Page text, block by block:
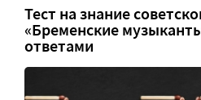
Тест на знание
«Бременские
ответами